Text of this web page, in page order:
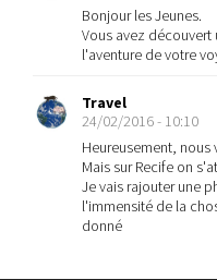
Bonjour les Jeunes.
Vous avez découvert
l'aventure de votre
Travel
24/02/2016 - 10:10
Heureusement, nous
Mais sur Recife on
Je vais rajouter une
l'immensité de la
donné